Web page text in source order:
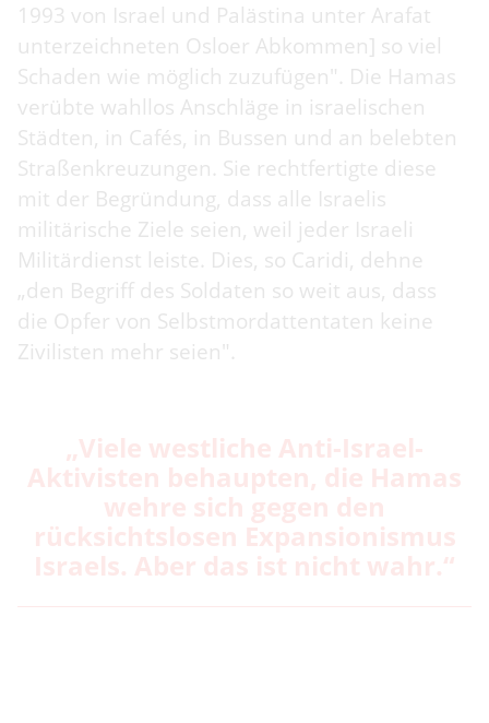
1993 von Israel und Palästina unter Arafat
unterzeichneten Osloer Abkommen] so viel
Schaden wie möglich zuzufügen". Die Hamas
verübte wahllos Anschläge in israelischen
Städten, in Cafés, in Bussen und an belebten
Straßenkreuzungen. Sie rechtfertigte diese
mit der Begründung, dass alle Israelis
militärische Ziele seien, weil jeder Israeli
Militärdienst leiste. Dies, so Caridi, dehne
„den Begriff des Soldaten so weit aus, dass
die Opfer von Selbstmordattentaten keine
Zivilisten mehr seien".